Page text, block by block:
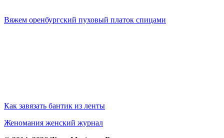
Вяжем оренбургский пуховый платок спицами
Как завязать бантик из ленты
Женомания женский журнал